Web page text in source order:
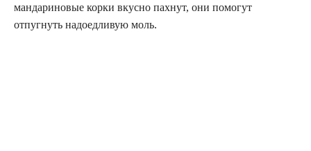
мандариновые корки вкусно пахнут, они помогут
отпугнуть надоедливую моль.